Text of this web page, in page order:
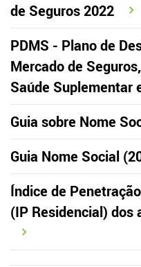
de Seguros 2022
PDMS - Plano de
Mercado de
Saúde Suplementar
Guia sobre Nome
Guia Nome Social
Índice de
(IP Residencial) dos